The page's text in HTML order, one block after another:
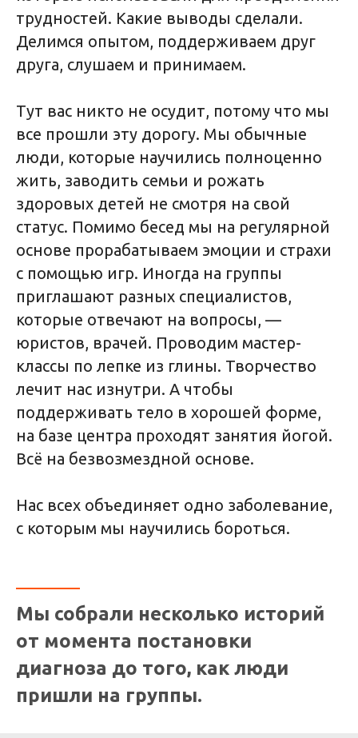
трудностей. Какие выводы сделали.
Делимся опытом, поддерживаем друг
друга, слушаем и принимаем.
Тут вас никто не осудит, потому что мы
все прошли эту дорогу. Мы обычные
люди, которые научились полноценно
жить, заводить семьи и рожать
здоровых детей не смотря на свой
статус. Помимо бесед мы на регулярной
основе прорабатываем эмоции и страхи
с помощью игр. Иногда на группы
приглашают разных специалистов,
которые отвечают на вопросы, —
юристов, врачей. Проводим мастер-
классы по лепке из глины. Творчество
лечит нас изнутри. А чтобы
поддерживать тело в хорошей форме,
на базе центра проходят занятия йогой.
Всё на безвозмездной основе.
Нас всех объединяет одно заболевание,
с которым мы научились бороться.
Мы собрали несколько историй
от момента постановки
диагноза до того, как люди
пришли на группы.